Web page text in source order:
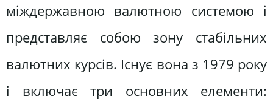
міждержавною валютною системою і
представляє собою зону стабільних
валютних курсів. Існує вона з 1979 року
і включає три основних елементи: